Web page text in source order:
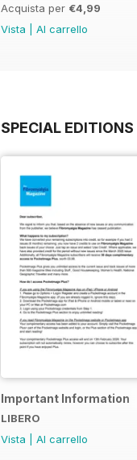
Acquista per €4,99
Vista
Al carrello
SPECIAL EDITIONS
Important Information
LIBERO
Vista
Al carrello